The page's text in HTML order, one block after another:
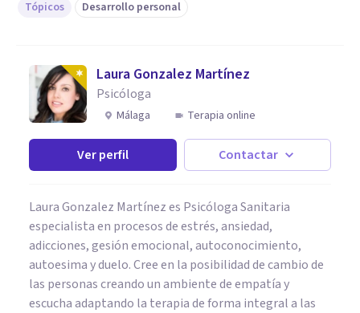
Tópicos Desarrollo personal
Laura Gonzalez Martínez
Psicóloga
Málaga Terapia online
Ver perfil Contactar
Laura Gonzalez Martínez es Psicóloga Sanitaria
especialista en procesos de estrés, ansiedad,
adicciones, gesión emocional, autoconocimiento,
autoesima y duelo. Cree en la posibilidad de cambio de
las personas creando un ambiente de empatía y
escucha adaptando la terapia de forma integral a las